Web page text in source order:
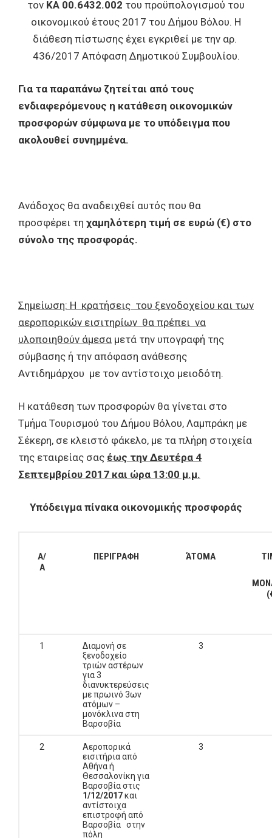
τον ΚΑ 00.6432.002 του προϋπολογισμού του
οικονομικού έτους 2017 του Δήμου Βόλου. Η
διάθεση πίστωσης έχει εγκριθεί με την αρ.
436/2017 Απόφαση Δημοτικού Συμβουλίου.
Για τα παραπάνω ζητείται από τους
ενδιαφερόμενους η κατάθεση οικονομικών
προσφορών σύμφωνα με το υπόδειγμα που
ακολουθεί συνημμένα.
Ανάδοχος θα αναδειχθεί αυτός που θα
προσφέρει τη χαμηλότερη τιμή σε ευρώ (€) στο
σύνολο της προσφοράς.
Σημείωση: Η κρατήσεις του ξενοδοχείου και των
αεροπορικών εισιτηρίων θα πρέπει να
υλοποιηθούν άμεσα μετά την υπογραφή της
σύμβασης ή την απόφαση ανάθεσης
Αντιδημάρχου με τον αντίστοιχο μειοδότη.
Η κατάθεση των προσφορών θα γίνεται στο
Τμήμα Τουρισμού του Δήμου Βόλου, Λαμπράκη με
Σέκερη, σε κλειστό φάκελο, με τα πλήρη στοιχεία
της εταιρείας σας έως την Δευτέρα 4
Σεπτεμβρίου 2017 και ώρα 13:00 μ.μ.
Υπόδειγμα πίνακα οικονομικής προσφοράς
Α/
Α
ΠΕΡΙΓΡΑΦΗ ΆΤΟΜΑ
1
Διαμονή σε
ξενοδοχείο
τριών αστέρων
για 3
διανυκτερεύσεις
με πρωινό 3ων
ατόμων –
μονόκλινα στη
Βαρσοβία
3
2
Αεροπορικά
εισιτήρια από
Αθήνα ή
Θεσσαλονίκη για
Βαρσοβία στις
1/12/2017και
αντίστοιχα
επιστροφή από
Βαρσοβία στην
πόλη
3